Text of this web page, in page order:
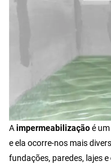
Aimpermeabilizaçãoé
e ela ocorre-nos mais
fundações, paredes, lajes e